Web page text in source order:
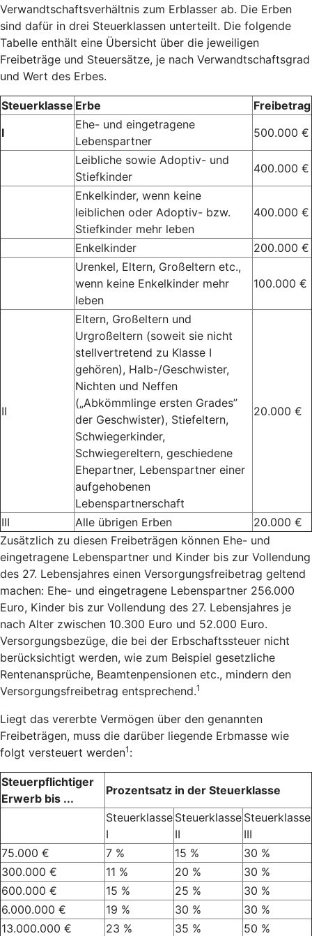
Verwandtschaftsverhältnis zum Erblasser ab. Die Erben
sind dafür in drei Steuerklassen unterteilt. Die folgende
Tabelle enthält eine Übersicht über die jeweiligen
Freibeträge und Steuersätze, je nach Verwandtschaftsgrad
und Wert des Erbes.
Steuerklasse Erbe
Freibetrag
I
Ehe- und eingetragene
Lebenspartner
500.000 €
Leibliche sowie Adoptiv- und
Stiefkinder
400.000 €
Enkelkinder, wenn keine
leiblichen oder Adoptiv- bzw.
Stiefkinder mehr leben
400.000 €
Enkelkinder
200.000 €
Urenkel, Eltern, Großeltern etc.,
wenn keine Enkelkinder mehr
leben
100.000 €
II
Eltern, Großeltern und
Urgroßeltern (soweit sie nicht
stellvertretend zu Klasse I
gehören), Halb-/Geschwister,
Nichten und Neffen
(„Abkömmlinge ersten Grades”
der Geschwister), Stiefeltern,
Schwiegerkinder,
Schwiegereltern, geschiedene
Ehepartner, Lebenspartner einer
aufgehobenen
Lebenspartnerschaft
20.000 €
III Alle übrigen Erben
20.000 €
Zusätzlich zu diesen Freibeträgen können Ehe- und
eingetragene Lebenspartner und Kinder bis zur Vollendung
des 27. Lebensjahres einen Versorgungsfreibetrag geltend
machen: Ehe- und eingetragene Lebenspartner 256.000
Euro, Kinder bis zur Vollendung des 27. Lebensjahres je
nach Alter zwischen 10.300 Euro und 52.000 Euro.
Versorgungsbezüge, die bei der Erbschaftssteuer nicht
berücksichtigt werden, wie zum Beispiel gesetzliche
Rentenansprüche, Beamtenpensionen etc., mindern den
Versorgungsfreibetrag entsprechend.1
Liegt das vererbte Vermögen über den genannten
Freibeträgen, muss die darüber liegende Erbmasse wie
folgt versteuert werden1 :
Steuerpflichtiger
Erwerb bis ...
Prozentsatz in der Steuerklasse
Steuerklasse
I
Steuerklasse
II
Steuerklasse
III
75.000 €
7 % 15 %
30 %
300.000 €
11 % 20 %
30 %
600.000 €
15 % 25 %
30 %
6.000.000 €
19 % 30 %
30 %
13.000.000 €
23 % 35 %
50 %